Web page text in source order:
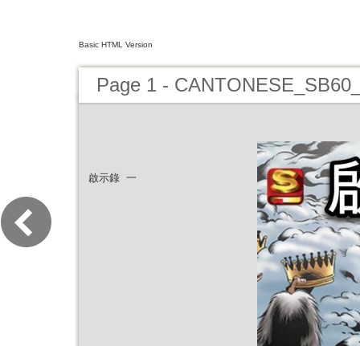
Basic HTML Version
Page 1 -
啟示錄 一